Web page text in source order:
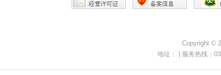
Copyright ©
地址： | 服务热线：